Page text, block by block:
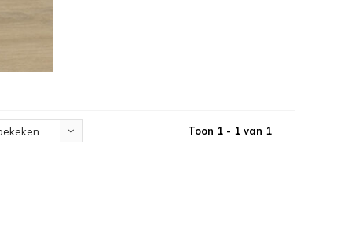
Toon 1 - 1 van 1